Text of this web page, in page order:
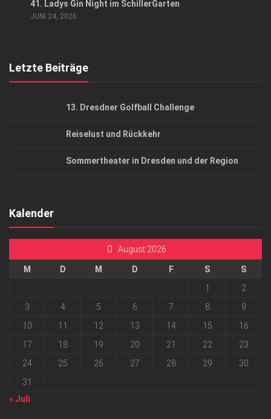
41. Ladys Gin Night im SchillerGarten
JUNI 24, 2026
Letzte Beiträge
13. Dresdner Golfball Challenge
Reiselust und Rückkehr
Sommertheater in Dresden und der Region
Kalender
August 2026
M D M D F S
S
1
2
3
4 5 6 7 8
9
10
11 12 13 14 15
16
17
18 19 20 21 22
23
24
25 26 27 28 29
30
31
« Juli